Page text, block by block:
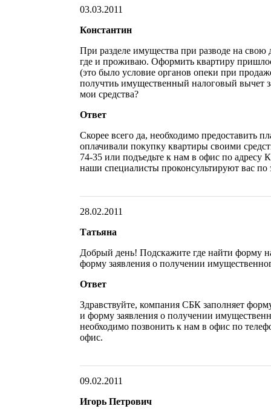
03.03.2011
Константин
При разделе имущества при разводе на свою
где и проживаю. Оформить квартиру
(это было условие органов опеки при
получтиь имущественный налоговый вычет
мои средства?
Ответ
Скорее всего да, необходимо предоставить
оплачивали покупку квартиры своими
74-35 или подъедьте к нам в офис по адресу
наши специалисты проконсультируют вас по
28.02.2011
Татьяна
Добрый день! Подскажите где найти форму
форму заявления о получении
Ответ
Здравствуйте, компания СБК заполняет
и форму заявления о получении
необходимо позвонить к нам в офис по
офис.
09.02.2011
Игорь Петрович